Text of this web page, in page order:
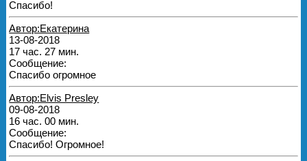
Спасибо!
Автор:Екатерина
13-08-2018
17 час. 27 мин.
Сообщение:
Спасибо огромное
Автор:Elvis Presley
09-08-2018
16 час. 00 мин.
Сообщение:
Спасибо! Огромное!